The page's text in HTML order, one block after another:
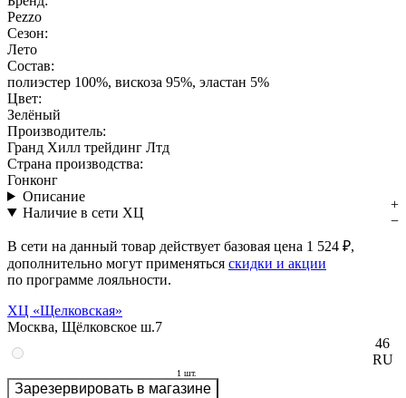
Pezzo
Сезон:
Лето
Состав:
полиэстер 100%, вискоза 95%, эластан 5%
Цвет:
Зелёный
Производитель:
Гранд Хилл трейдинг Лтд
Страна производства:
Гонконг
Описание
Наличие в сети ХЦ
В сети на данный товар действует базовая цена 1 524 ₽,
дополнительно могут применяться скидки и акции
по программе лояльности.
ХЦ «Щелковская»
Москва, Щёлковское ш.7
46
RU
1 шт.
Зарезервировать в магазине